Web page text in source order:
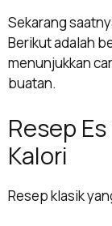
Sekarang
Berikut adalah
menunjukkan
buatan.
Resep
Kalori
Resep klasik